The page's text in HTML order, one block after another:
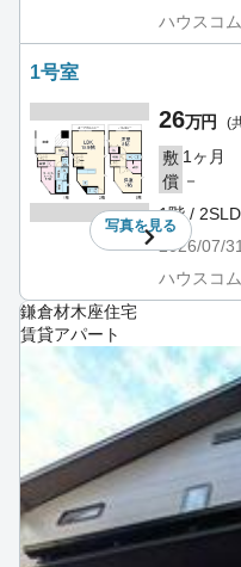
ハウスコ
1号室
写真を見る
26万円 (
敷 1ヶ月
償 －
1階 /
2026/07/31
ハウスコ
鎌倉材木座住宅
賃貸アパート